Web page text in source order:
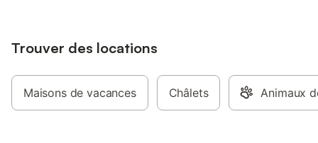
Trouver des locations
Maisons de vacances Châlets Animaux